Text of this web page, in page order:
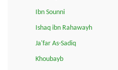
Ibn Sounni
Ishaq ibn Rahawayh
Ja'far As-Sadiq
Khoubayb